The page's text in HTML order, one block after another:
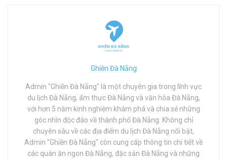
Ghiền Đà Nẵng
Admin "Ghiền Đà Nẵng" là một chuyên gia trong lĩnh vực
du lịch Đà Nẵng, ẩm thực Đà Nẵng và văn hóa Đà Nẵng,
với hơn 5 năm kinh nghiệm khám phá và chia sẻ những
góc nhìn độc đáo về thành phố Đà Nẵng. Không chỉ
chuyên sâu về các địa điểm du lịch Đà Nẵng nổi bật,
Admin "Ghiền Đà Nẵng" còn cung cấp thông tin chi tiết về
các quán ăn ngon Đà Nẵng, đặc sản Đà Nẵng và những